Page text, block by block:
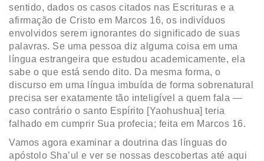
sentido, dados os casos citados nas Escrituras e a
afirmação de Cristo em Marcos 16, os indivíduos
envolvidos serem ignorantes do significado de suas
palavras. Se uma pessoa diz alguma coisa em uma
língua estrangeira que estudou academicamente, ela
sabe o que está sendo dito. Da mesma forma, o
discurso em uma língua imbuída de forma sobrenatural
precisa ser exatamente tão inteligível a quem fala —
caso contrário o santo Espírito [Yaohushua] teria
falhado em cumprir Sua profecia; feita em Marcos 16.
Vamos agora examinar a doutrina das línguas do
apóstolo Sha’ul e ver se nossas descobertas até aqui